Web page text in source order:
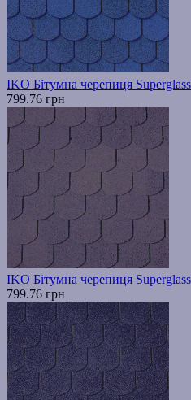
IKO Бітумна черепиця
799.76 грн
IKO Бітумна черепиця
799.76 грн